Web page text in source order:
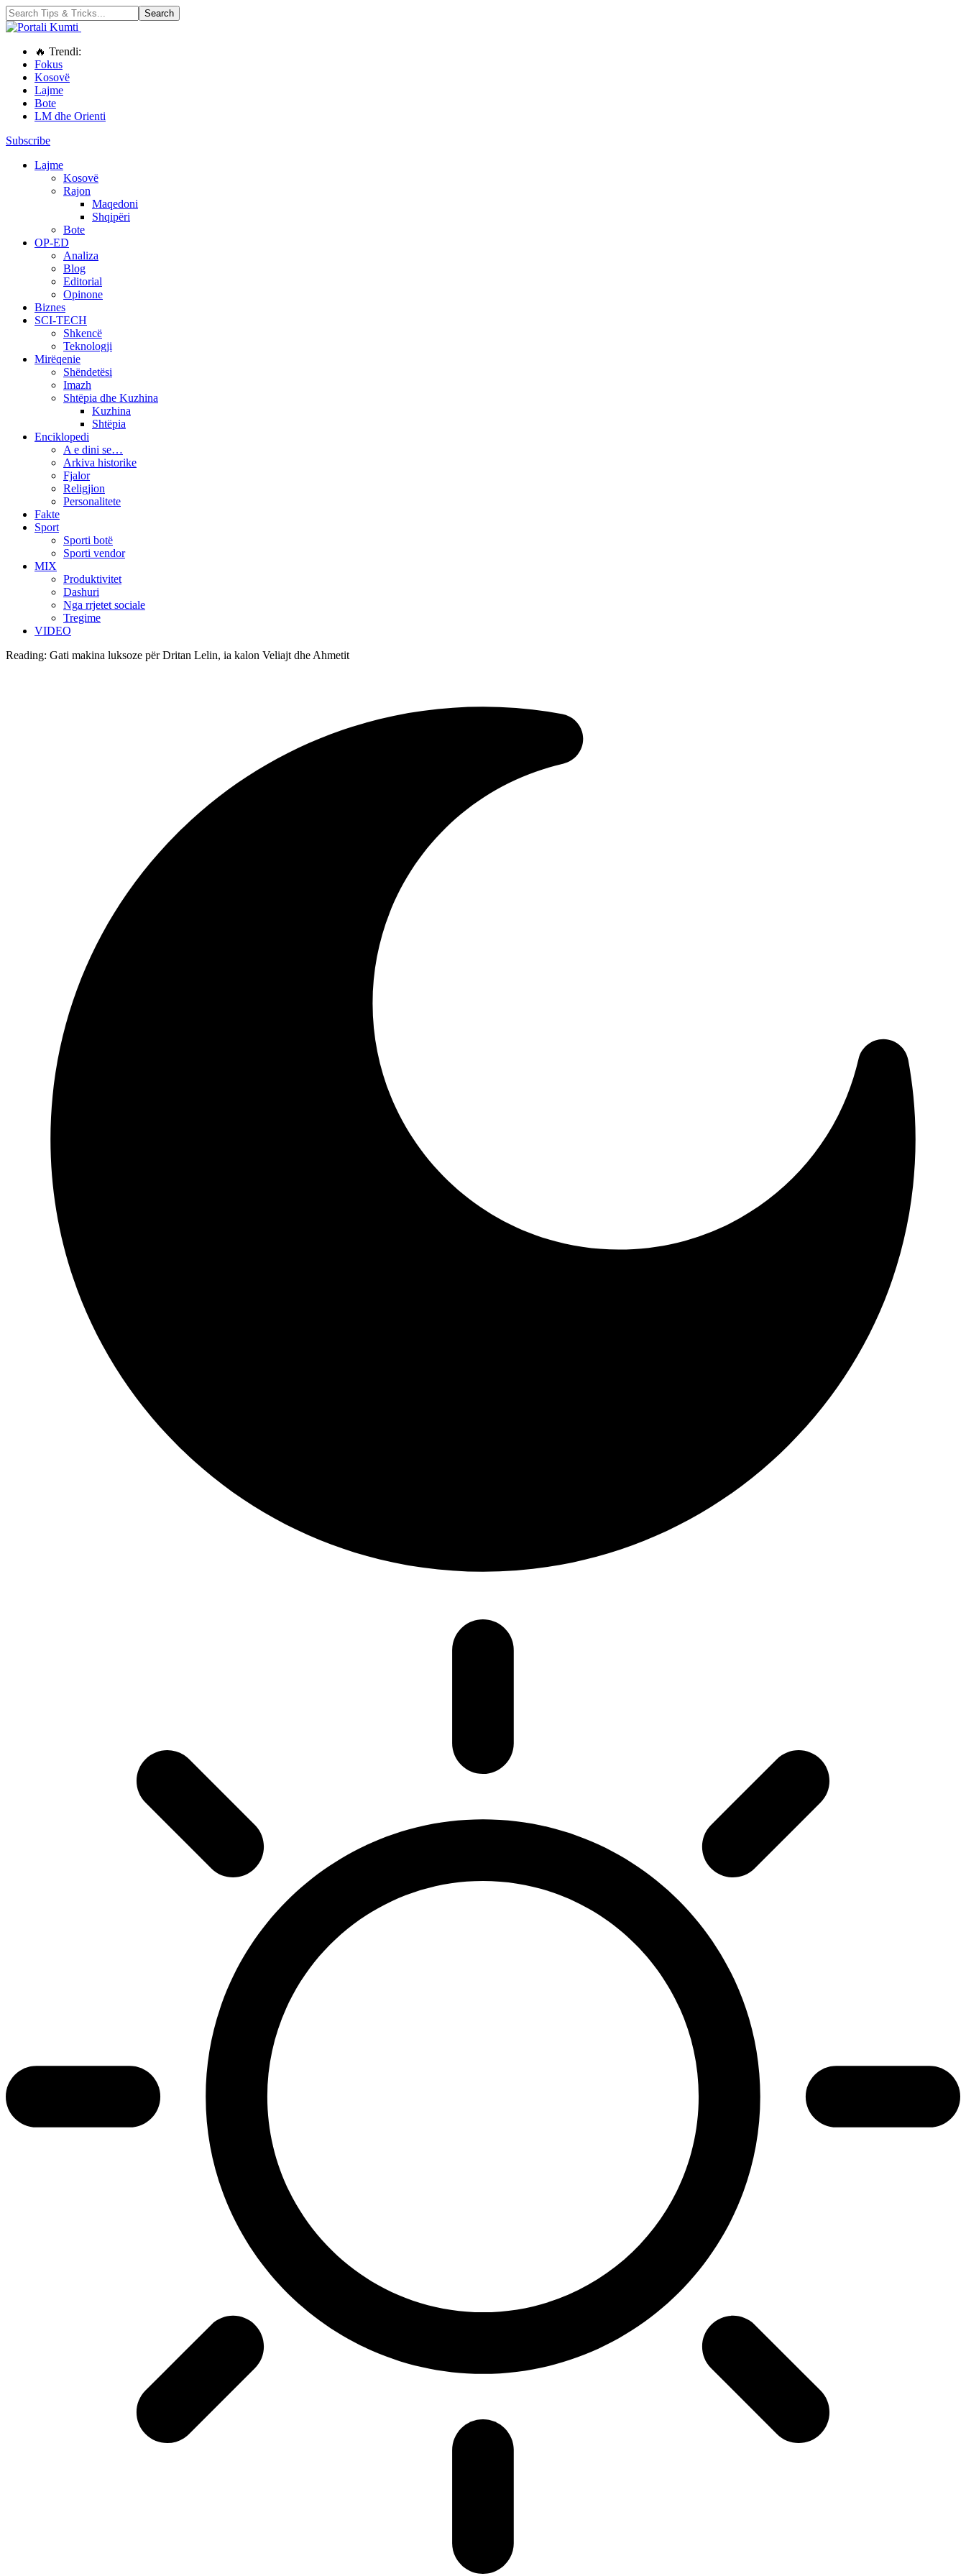
🔥 Trendi:
Fokus
Kosovë
Lajme
Bote
LM dhe Orienti
Subscribe
Lajme
Kosovë
Rajon
Maqedoni
Shqipëri
Bote
OP-ED
Analiza
Blog
Editorial
Opinone
Biznes
SCI-TECH
Shkencë
Teknologji
Mirëqenie
Shëndetësi
Imazh
Shtëpia dhe Kuzhina
Kuzhina
Shtëpia
Enciklopedi
A e dini se…
Arkiva historike
Fjalor
Religjion
Personalitete
Fakte
Sport
Sporti botë
Sporti vendor
MIX
Produktivitet
Dashuri
Nga rrjetet sociale
Tregime
VIDEO
Reading: Gati makina luksoze për Dritan Lelin, ia kalon Veliajt dhe Ahmetit